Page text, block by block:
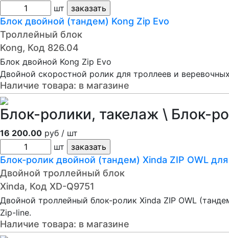
шт
Блок двойной (тандем) Kong Zip Evo
Троллейный блок
Kong, Код 826.04
Блок двойной Kong Zip Evo
Двойной скоростной ролик для троллеев и
Наличие товара: в магазине
Блок-ролики, такелаж \ Блок-
16 200.00 руб / шт
шт
Блок-ролик двойной (тандем) Xinda ZIP OWL
Двойной троллейный блок
Xinda, Код XD-Q9751
Двойной троллейный блок-ролик Xinda ZIP OWL
Zip-line.
Наличие товара: в магазине